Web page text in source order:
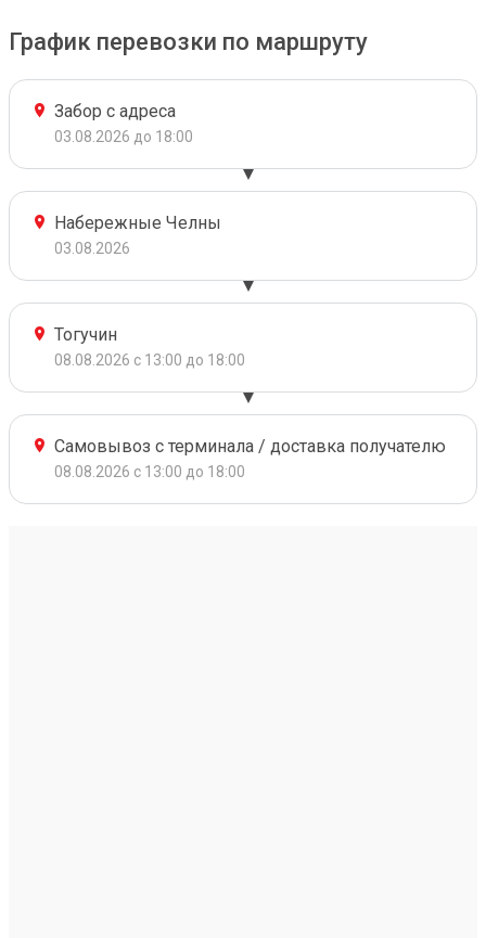
График перевозки по маршруту
Забор с адреса
03.08.2026 до 18:00
Набережные Челны
03.08.2026
Тогучин
08.08.2026 с 13:00 до 18:00
Самовывоз с терминала / доставка получателю
08.08.2026 с 13:00 до 18:00